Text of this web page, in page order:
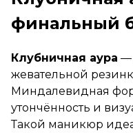
финальный
Клубничная аура —
жевательной
Миндалевидная
утончённость и
Такой маникюр